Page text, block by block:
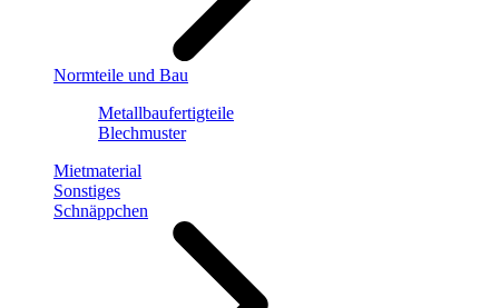
Normteile und Bau
Metallbaufertigteile
Blechmuster
Mietmaterial
Sonstiges
Schnäppchen